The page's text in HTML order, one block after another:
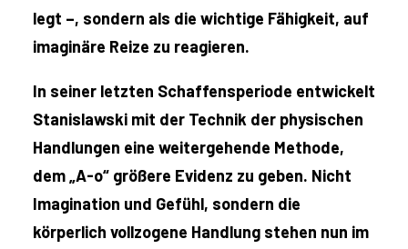
legt –, sondern als die wichtige Fähigkeit, auf
imaginäre Reize zu reagieren.
In seiner letzten Schaffensperiode entwickelt
Stanislawski mit der Technik der physischen
Handlungen eine weitergehende Methode,
dem „A-o“ größere Evidenz zu geben. Nicht
Imagination und Gefühl, sondern die
körperlich vollzogene Handlung stehen nun im